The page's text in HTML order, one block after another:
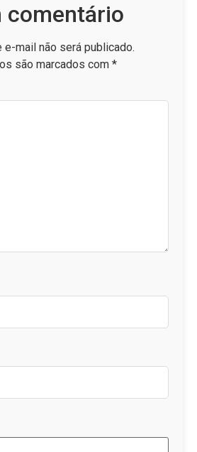
comentário
e-mail não será publicado.
são marcados com *